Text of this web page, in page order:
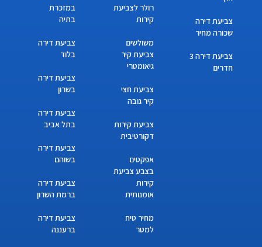
צביעת דירה
שכורה מחיר
צביעת דירה 3
חדרים
רולר לצביעת
קירות
משולשים
צביעת קיר
גיאומטרי
צביעת חצי
קיר גובה
צביעת קירות
דקורטיבית
אפקטים
בצבע צביעת
קירות
אומנותית
מחיר טיח
למטר
במזכרת
בתיה
צביעת דירה
בלוד
צביעת דירה
בשרון
צביעת דירה
בתל אביב
צביעת דירה
בשוהם
צביעת דירה
ברמת השרון
צביעת דירה
ברעננה